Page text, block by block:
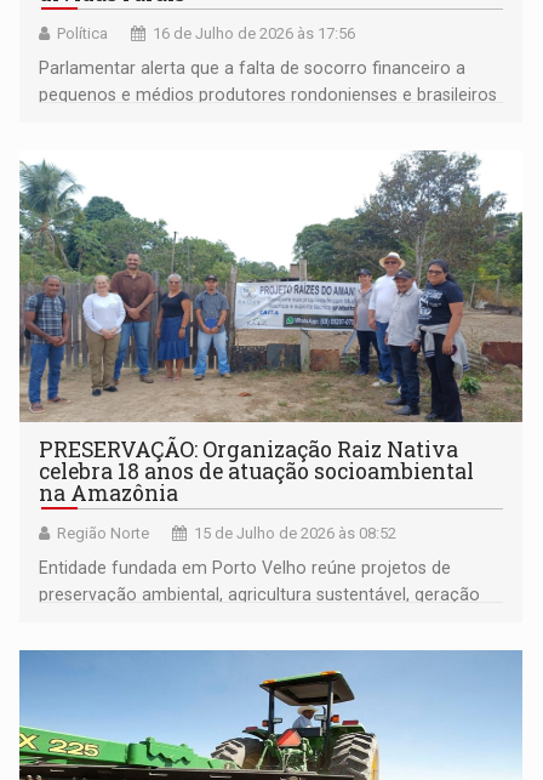
Política 16 de Julho de 2026 às 17:56
Parlamentar alerta que a falta de socorro financeiro a
pequenos e médios produtores rondonienses e brasileiros
PRESERVAÇÃO: Organização Raiz Nativa
celebra 18 anos de atuação socioambiental
na Amazônia
Região Norte 15 de Julho de 2026 às 08:52
Entidade fundada em Porto Velho reúne projetos de
preservação ambiental, agricultura sustentável, geração
amazônicas